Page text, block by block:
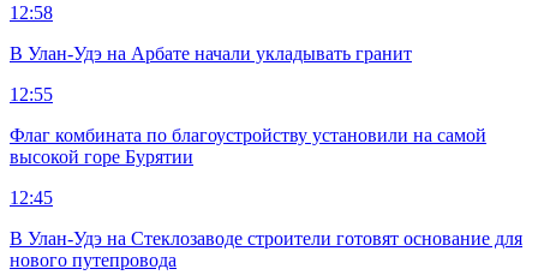
12:58
В Улан-Удэ на Арбате начали укладывать гранит
12:55
Флаг комбината по благоустройству установили на самой
высокой горе Бурятии
12:45
В Улан-Удэ на Стеклозаводе строители готовят основание для
нового путепровода